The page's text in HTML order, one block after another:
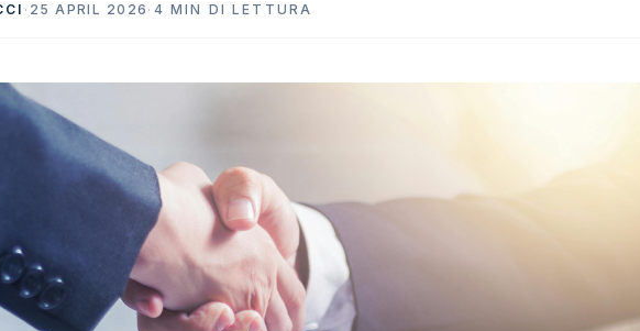
· 25 APRIL 2026 · 4 MIN DI LETTURA